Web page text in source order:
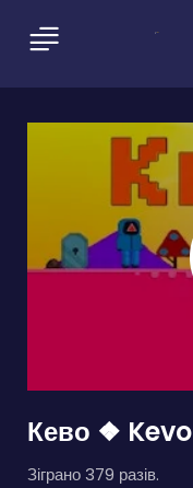
Кево ❖ Kevo
Зіграно 379 разів.